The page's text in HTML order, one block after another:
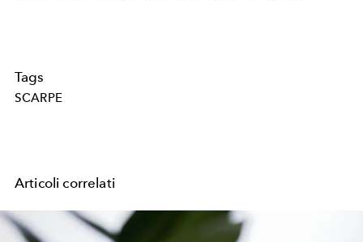
Tags
SCARPE
Articoli correlati